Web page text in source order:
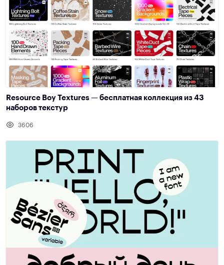
Resource Boy Textures — бесплатная коллекция из 43
наборов текстур
3606